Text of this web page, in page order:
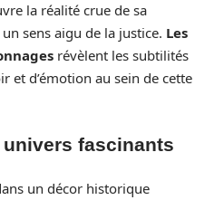
la réalité crue de sa
sens aigu de la justice. Les
révèlent les subtilités
et d’émotion au sein de cette
fascinants
un décor historique